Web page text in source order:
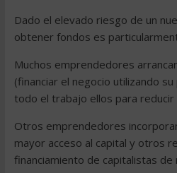
Dado el elevado riesgo de un
obtener fondos es
Muchos emprendedores
(financiar el negocio utilizando
todo el trabajo ellos para
Otros emprendedores
mayor acceso al capital y otros
financiamiento de capitalistas